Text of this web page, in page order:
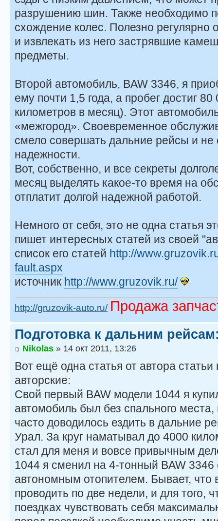
разрушению шин. Также необходимо
схождение колес. Полезно регулярно
и извлекать из него застрявшие
предметы.
Второй автомобиль, BAW 3346, я
ему почти 1,5 года, а пробег достиг
километров в месяц). Этот
«межгород». Своевременное
смело совершать дальние рейсы и не
надежности.
Вот, собственно, и все секреты
месяц выделять какое-то время на
отплатит долгой надежной работой.
Немного от себя, это не одна статья
пишет интересных статей из своей
список его статей http://
fault.aspx
источник http://www.gruzovik.ru/
http://gruzovik-auto.ru/ Продажа
Подготовка к дальним
Nikolas » 14 окт 2011, 13:26
Вот ещё одна статья от автора
авторские:
Свой первый BAW модели 1044 я
автомобиль был без спального
часто доводилось ездить в дальние
Урал. За круг наматывал до 4000
стал для меня и вовсе привычным
1044 я сменил на 4-тонный BAW
автономным отопителем. Бывает, что
проводить по две недели, и для того,
поездках чувствовать себя